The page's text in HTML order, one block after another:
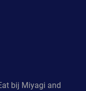
bij Miyagi and